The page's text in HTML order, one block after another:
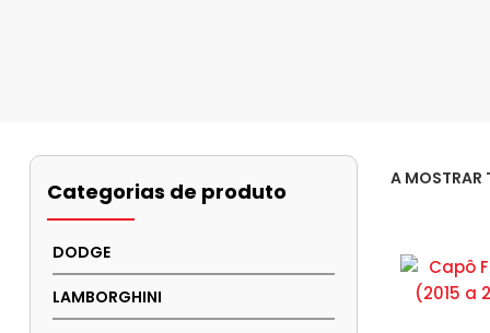
Categorias de produto
DODGE
LAMBORGHINI
A MOSTRAR